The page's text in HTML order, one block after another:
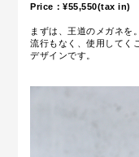
Price：¥55,550(tax in)
まずは、王道のメガネを
流行もなく、使用してく
デザインです。